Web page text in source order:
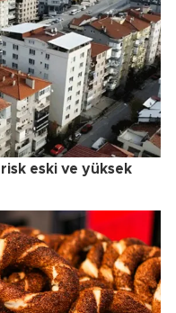
eski ve yüksek